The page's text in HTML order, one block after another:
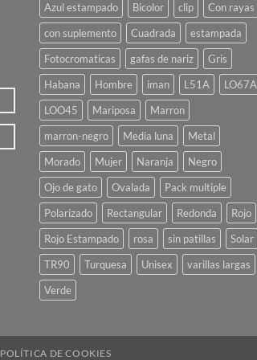
se
pueden
elegir
en
la
página
de
producto
Azul estampado
Bicolor clip
Con rayas
con suplemento
Cuadrada
estampada
Fotocromaticas
gafas de nariz
Gris
Habana
Hombre iman L51A
LO67A
LOO45
Mariposa
Marron
marron-negro
Media luna
Metal
Morado
Mujer Naranja
Negro
Ojo de gato
Ovalada
Pack multiple
Polarizado
Rectangular Redonda
Rojo
Rojo Estampado
rosa sin patillas
Solar
TR90
Turquesa Unisex
varillas largas
Verde
POLÍTICA DE COOKIES